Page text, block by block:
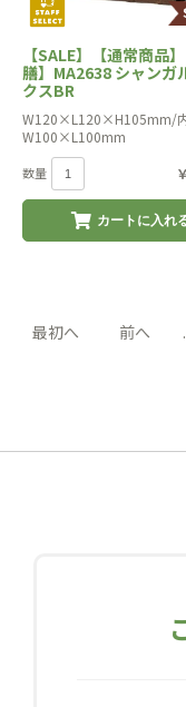
【SALE】【通常商品
膳】MA2638 シャンガ
クスBR
W120×L120×H105mm/
W100×L100mm
数量
カートに入れ
最初へ 前へ